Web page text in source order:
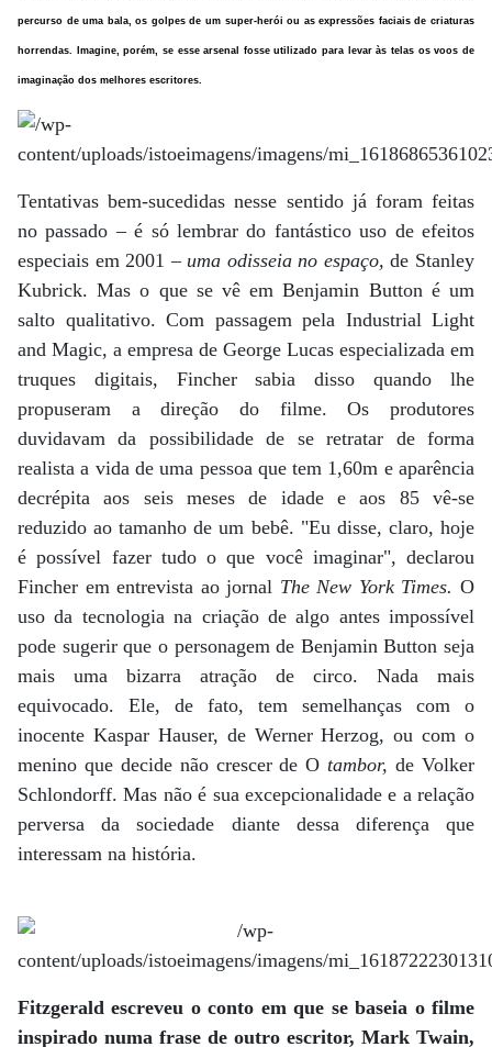
percurso de uma bala, os golpes de um super-herói ou as expressões faciais de criaturas
horrendas. Imagine, porém, se esse arsenal fosse utilizado para levar às telas os voos de
imaginação dos melhores escritores.
Tentativas bem-sucedidas nesse sentido já foram feitas
no passado – é só lembrar do fantástico uso de efeitos
especiais em 2001 – uma odisseia no espaço, de Stanley
Kubrick. Mas o que se vê em Benjamin Button é um
salto qualitativo. Com passagem pela Industrial Light
and Magic, a empresa de George Lucas especializada em
truques digitais, Fincher sabia disso quando lhe
propuseram a direção do filme. Os produtores
duvidavam da possibilidade de se retratar de forma
realista a vida de uma pessoa que tem 1,60m e aparência
decrépita aos seis meses de idade e aos 85 vê-se
reduzido ao tamanho de um bebê. "Eu disse, claro, hoje
é possível fazer tudo o que você imaginar", declarou
Fincher em entrevista ao jornal The New York Times. O
uso da tecnologia na criação de algo antes impossível
pode sugerir que o personagem de Benjamin Button seja
mais uma bizarra atração de circo. Nada mais
equivocado. Ele, de fato, tem semelhanças com o
inocente Kaspar Hauser, de Werner Herzog, ou com o
menino que decide não crescer de Otambor, de Volker
Schlondorff. Mas não é sua excepcionalidade e a relação
perversa da sociedade diante dessa diferença que
interessam na história.
Fitzgerald escreveu o conto em que se baseia o filme
inspirado numa frase de outro escritor, Mark Twain,